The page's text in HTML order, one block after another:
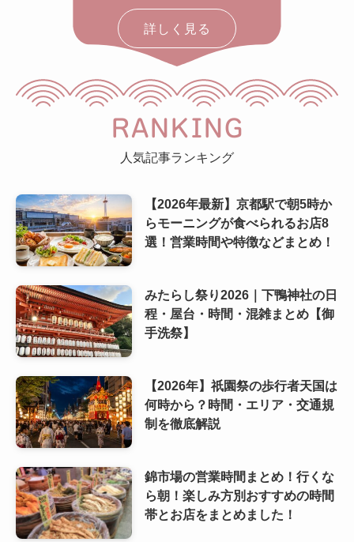
詳しく見る
RANKING
人気記事ランキング
【2026年最新】京都駅で朝5時か
らモーニングが食べられるお店8
選！営業時間や特徴などまとめ！
みたらし祭り2026｜下鴨神社の日
程・屋台・時間・混雑まとめ【御
手洗祭】
【2026年】祇園祭の歩行者天国は
何時から？時間・エリア・交通規
制を徹底解説
錦市場の営業時間まとめ！行くな
ら朝！楽しみ方別おすすめの時間
帯とお店をまとめました！